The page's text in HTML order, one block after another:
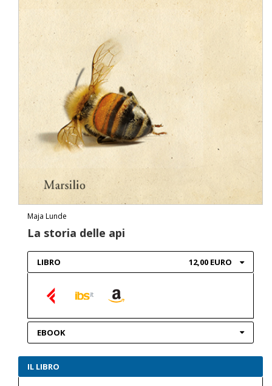
Maja Lunde
La storia delle api
LIBRO 12,00 EURO
EBOOK
IL LIBRO